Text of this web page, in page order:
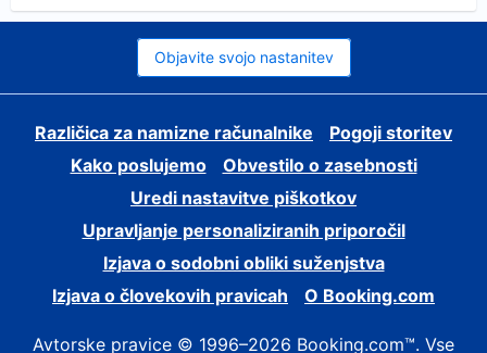
Objavite svojo nastanitev
Različica za namizne računalnike
Pogoji storitev
Kako poslujemo
Obvestilo o zasebnosti
Uredi nastavitve piškotkov
Upravljanje personaliziranih priporočil
Izjava o sodobni obliki suženjstva
Izjava o človekovih pravicah
O Booking.com
Avtorske pravice © 1996–2026 Booking.com™. Vse